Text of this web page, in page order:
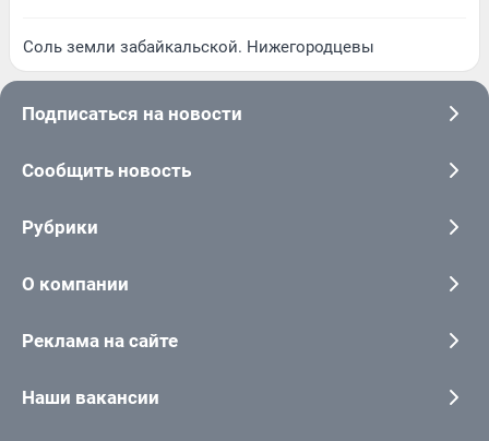
Соль земли забайкальской. Нижегородцевы
Подписаться на новости
Сообщить новость
Рубрики
О компании
Реклама на сайте
Наши вакансии